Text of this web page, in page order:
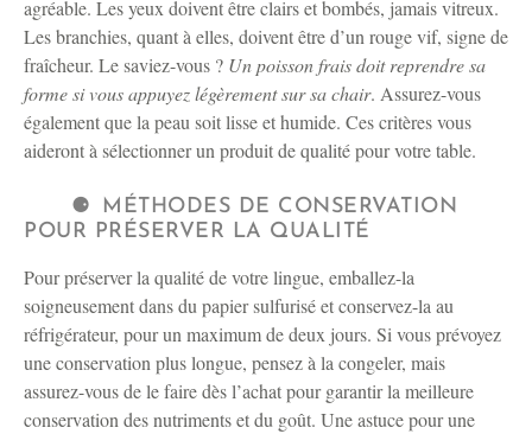
agréable. Les yeux doivent être clairs et bombés, jamais vitreux.
Les branchies, quant à elles, doivent être d’un rouge vif, signe de
fraîcheur. Le saviez-vous ? Un poisson frais doit reprendre sa
forme si vous appuyez légèrement sur sa chair. Assurez-vous
également que la peau soit lisse et humide. Ces critères vous
aideront à sélectionner un produit de qualité pour votre table.
MÉTHODES DE CONSERVATION
POUR PRÉSERVER LA QUALITÉ
Pour préserver la qualité de votre lingue, emballez-la
soigneusement dans du papier sulfurisé et conservez-la au
réfrigérateur, pour un maximum de deux jours. Si vous prévoyez
une conservation plus longue, pensez à la congeler, mais
assurez-vous de le faire dès l’achat pour garantir la meilleure
conservation des nutriments et du goût. Une astuce pour une